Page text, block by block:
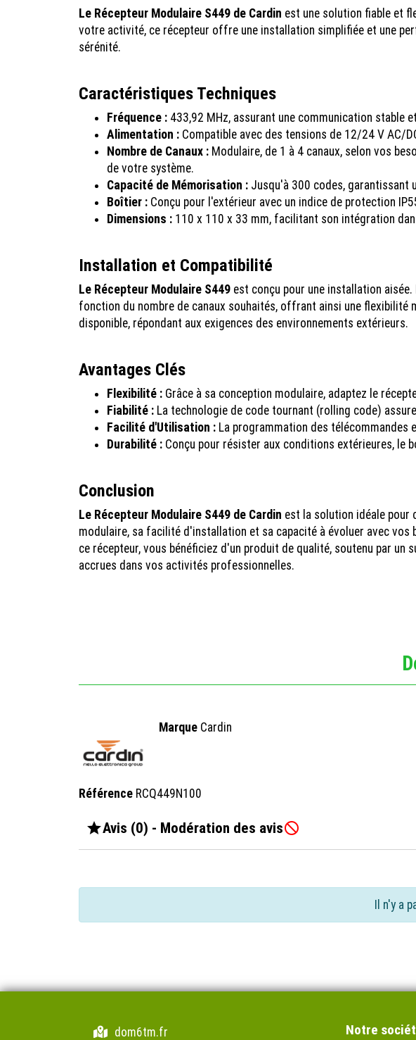
Le Récepteur Modulaire S449 de Cardin est une solution fiable et
votre activité, ce récepteur offre une installation simplifiée et une
sérénité.
Caractéristiques Techniques
Fréquence : 433,92 MHz, assurant une communication stable
Alimentation : Compatible avec des tensions de 12/24 V AC/
Nombre de Canaux : Modulaire, de 1 à 4 canaux, selon vos
de votre système.
Capacité de Mémorisation : Jusqu'à 300 codes, garantissant
Boîtier : Conçu pour l'extérieur avec un indice de protection
Dimensions : 110 x 110 x 33 mm, facilitant son intégration
Installation et Compatibilité
Le Récepteur Modulaire S449 est conçu pour une installation
fonction du nombre de canaux souhaités, offrant ainsi une
disponible, répondant aux exigences des environnements extérieurs.
Avantages Clés
Flexibilité : Grâce à sa conception modulaire, adaptez le
Fiabilité : La technologie de code tournant (rolling code)
Facilité d'Utilisation : La programmation des télécommandes
Durabilité : Conçu pour résister aux conditions extérieures, le
Conclusion
Le Récepteur Modulaire S449 de Cardin est la solution idéale pour
modulaire, sa facilité d'installation et sa capacité à évoluer avec
ce récepteur, vous bénéficiez d'un produit de qualité, soutenu par
accrues dans vos activités professionnelles.
Marque Cardin
Référence RCQ449N100
Avis (0) - Modération des avis
Il n'y a
dom6tm.fr Notre